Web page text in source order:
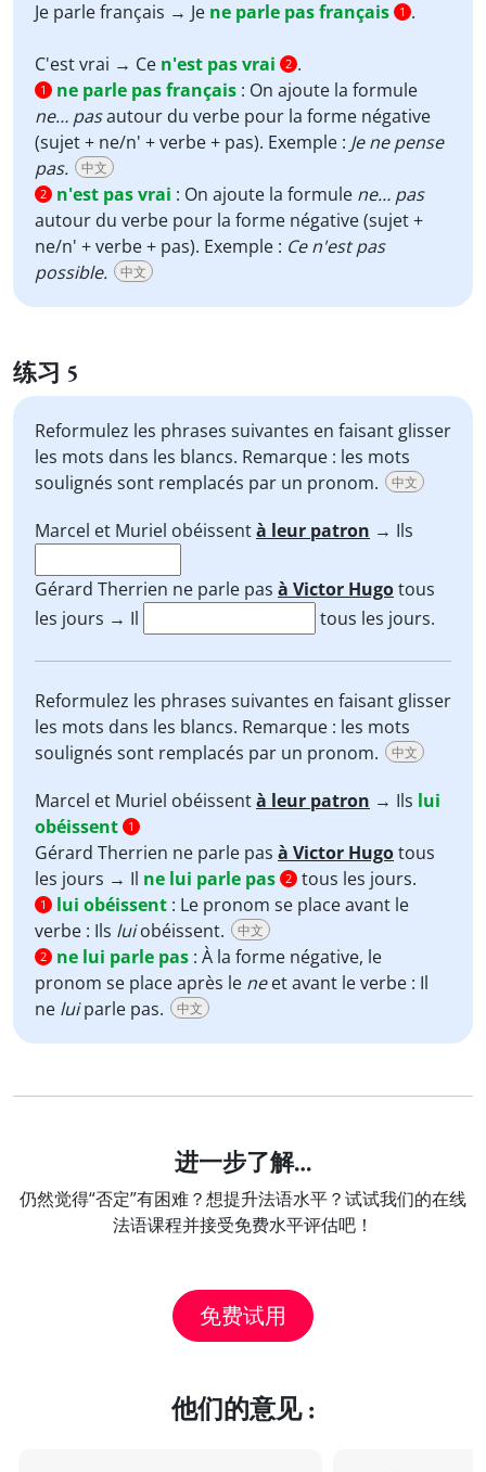
Je parle français → Je ne parle pas français 1 .
C'est vrai → Ce n'est pas vrai 2 .
1 ne parle pas français : On ajoute la formule
ne… pasautour du verbe pour la forme négative
(sujet + ne/n' + verbe + pas). Exemple : Je ne pense
pas.
中文
2 n'est pas vrai : On ajoute la formule ne… pas
autour du verbe pour la forme négative (sujet +
ne/n' + verbe + pas). Exemple : Ce n'est pas
possible.
中文
练习 5
Reformulez les phrases suivantes en faisant glisser
les mots dans les blancs. Remarque : les mots
soulignés sont remplacés par un pronom.
中文
Marcel et Muriel obéissentà leur patron → Ils
Gérard Therrien ne parle pas à Victor Hugotous
les jours → Il
tous les jours.
Reformulez les phrases suivantes en faisant glisser
les mots dans les blancs. Remarque : les mots
soulignés sont remplacés par un pronom.
中文
Marcel et Muriel obéissentà leur patron → Ils lui
obéissent
1
Gérard Therrien ne parle pas à Victor Hugotous
les jours → Il ne lui parle pas 2 tous les jours.
1 lui obéissent : Le pronom se place avant le
verbe : Ils luiobéissent. 中文
2 ne lui parle pas : À la forme négative, le
pronom se place après le neet avant le verbe : Il
ne luiparle pas. 中文
进一步了解…
仍然觉得“否定”有困难？想提升法语水平？试试我们的在线
法语课程并接受免费水平评估吧！
免费试用
他们的意见 :